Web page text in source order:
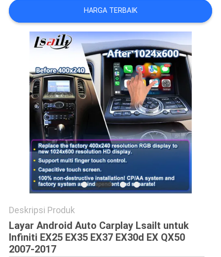
SITEMAP
PRIVACY
POLICY
HARGA TERBAIK
Deskripsi Produk
Layar Android Auto Carplay Lsailt untuk
Infiniti EX25 EX35 EX37 EX30d EX QX50
2007-2017